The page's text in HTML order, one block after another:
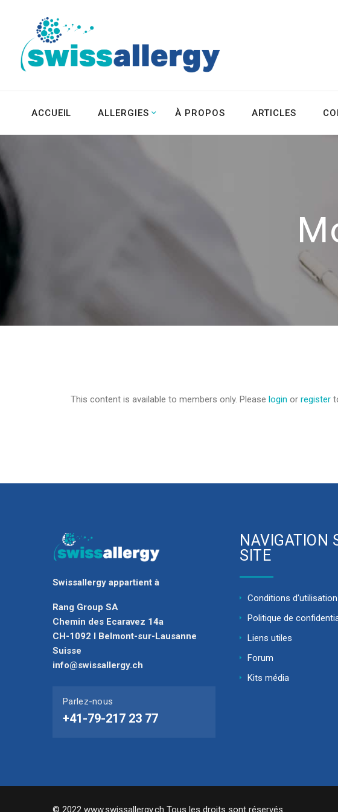
ACCUEIL ALLERGIES À PROPOS ARTICLES
This content is available to members only. Please login or register
Swissallergy appartient à
Rang Group SA
Chemin des Ecaravez 14a
CH-1092 I Belmont-sur-Lausanne
Suisse
info@swissallergy.ch
Parlez-nous
+41-79-217 23 77
NAVIGATION
SITE
Conditions d'utilisation
Politique de
Liens utiles
Forum
Kits média
© 2022 www.swissallergy.ch Tous les droits sont réservés.